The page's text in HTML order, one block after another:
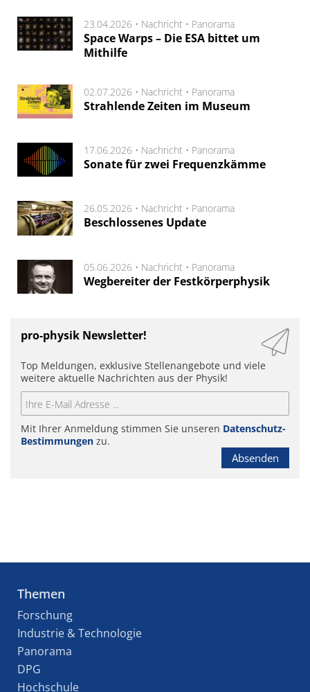
23.04.2026 • Nachricht • Panorama
Space Warps – Die ESA bittet um
Mithilfe
02.07.2026 • Nachricht • Panorama
Strahlende Zeiten im Museum
17.06.2026 • Nachricht • Panorama
Sonate für zwei Frequenzkämme
26.05.2026 • Nachricht • Panorama
Beschlossenes Update
05.06.2026 • Nachricht • Panorama
Wegbereiter der Festkörperphysik
pro-physik Newsletter!
Top Meldungen, exklusive Stellenangebote und viele
weitere aktuelle Nachrichten aus der Physik!
Mit Ihrer Anmeldung stimmen Sie unseren Datenschutz-
Bestimmungen zu.
Absenden
Themen
Forschung
Industrie & Technologie
Panorama
DPG
Hochschule